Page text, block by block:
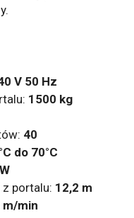
V 50 Hz
1500 kg
40
do 70°C
portalu: 12,2 m
m/min